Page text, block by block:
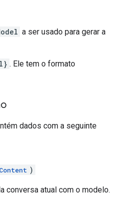
a ser usado para gerar a
. Ele tem o formato
dados com a seguinte
Content )
conversa atual com o modelo.